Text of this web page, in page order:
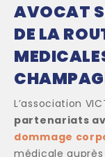
AVOCAT
DE LA
L’association
partenariats
dommage
médicale